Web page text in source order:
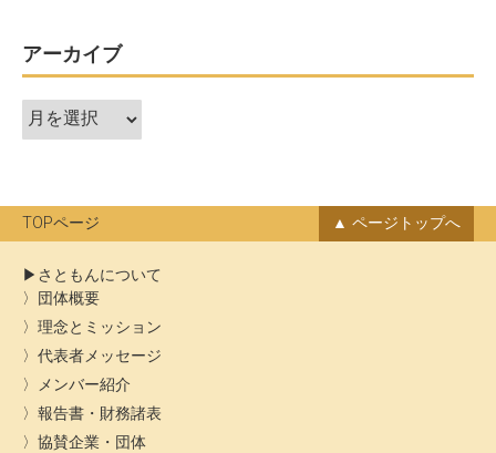
シ
ン
アーカイブ
ア
ー
ブ
TOPページ ページトップへ
さともんについて
団体概要
理念とミッション
代表者メッセージ
メンバー紹介
報告書・財務諸表
協賛企業・団体